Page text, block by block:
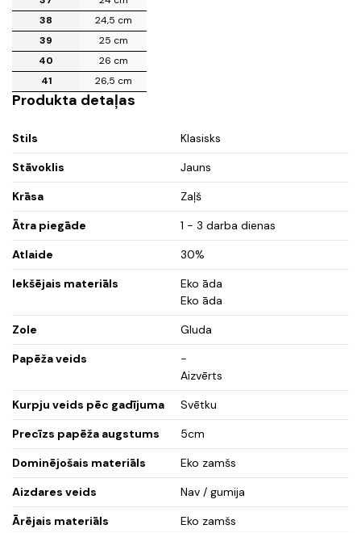
38
24,5 cm
39
25 cm
40
26 cm
41
26,5 cm
Produkta detaļas
Stils
Klasisks
Stāvoklis
Jauns
Krāsa
Zaļš
Ātra piegāde
1 - 3 darba dienas
Atlaide
30%
Iekšējais materiāls
Eko āda
Eko āda
Zole
Gluda
Papēža veids
-
Aizvērts
Kurpju veids pēc gadījuma
Svētku
Precīzs papēža augstums
5cm
Dominējošais materiāls
Eko zamšs
Aizdares veids
Nav / gumija
Ārējais materiāls
Eko zamšs